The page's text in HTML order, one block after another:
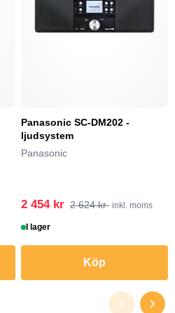
Panasonic SC-DM202 -
ljudsystem
Panasonic
2 454 kr 2 624 kr inkl. moms
I lager
Köp